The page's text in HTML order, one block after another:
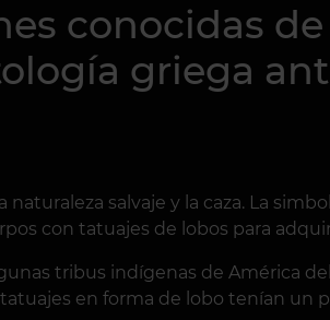
conocidas
griega
salvaje y la caza. La
con tatuajes de lobos para
tribus indígenas de América
en forma de lobo tenían un